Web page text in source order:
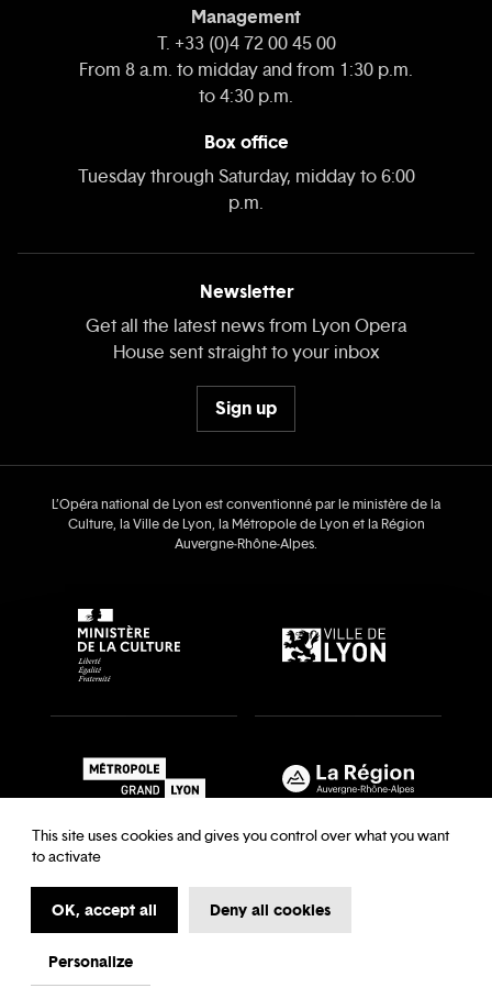
Management
T. +33 (0)4 72 00 45 00
From 8 a.m. to midday and from 1:30 p.m.
to 4:30 p.m.
Box office
Tuesday through Saturday, midday to 6:00
p.m.
Newsletter
Get all the latest news from Lyon Opera
House sent straight to your inbox
Sign up
L’Opéra national de Lyon est conventionné par le ministère de la
Culture, la Ville de Lyon, la Métropole de Lyon et la Région
Auvergne‑Rhône‑Alpes.
Recrutements & auditions Legal notice
This site uses cookies and gives you control over what you want
to activate
OK, accept all Deny all cookies
Personalize